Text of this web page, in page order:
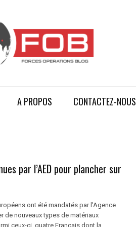
A PROPOS CONTACTEZ-NOUS
par l’AED pour plancher sur
ont été mandatés par l'Agence
de nouveaux types de matériaux
ceux-ci, quatre Français dont la